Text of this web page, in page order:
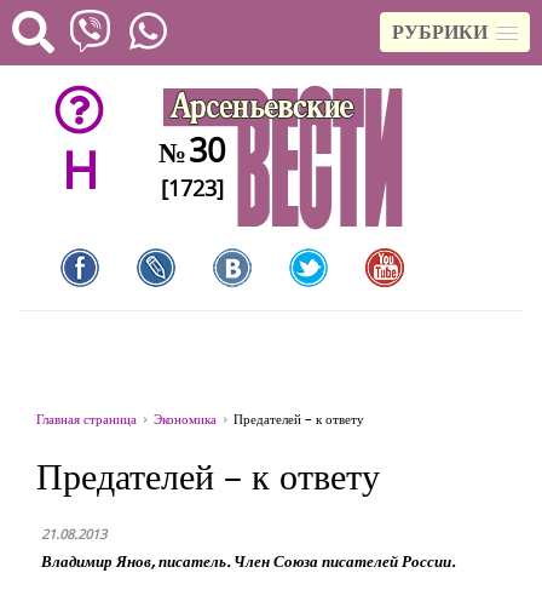
РУБРИКИ
H №30
[1723]
Главная страница Экономика Предателей – к ответу
Предателей – к ответу
21.08.2013
Владимир Янов, писатель. Член Союза писателей России.